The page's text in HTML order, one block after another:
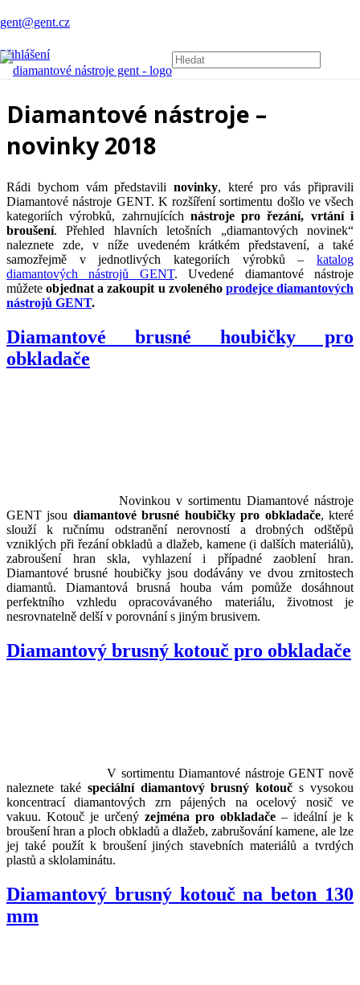
gent@gent.cz
Přihlášení
Diamantové nástroje –
novinky 2018
Rádi bychom vám představili novinky, které pro vás připravili
Diamantové nástroje GENT. K rozšíření sortimentu došlo ve všech
kategoriích výrobků, zahrnujících nástroje pro řezání, vrtání i
broušení. Přehled hlavních letošních „diamantových novinek“
naleznete zde, v níže uvedeném krátkém představení, a také
samozřejmě v jednotlivých kategoriích výrobků – katalog
diamantových nástrojů GENT. Uvedené diamantové nástroje
můžeteobjednat a zakoupit u zvoleného prodejce diamantových
nástrojů GENT.
Diamantové brusné houbičky pro
obkladače
Novinkou v sortimentu Diamantové nástroje
GENT jsou diamantové brusné houbičky pro obkladače, které
slouží k ručnímu odstranění nerovností a drobných odštěpů
vzniklých při řezání obkladů a dlažeb, kamene (i dalších materiálů),
zabroušení hran skla, vyhlazení i případné zaoblení hran.
Diamantové brusné houbičky jsou dodávány ve dvou zrnitostech
diamantů. Diamantová brusná houba vám pomůže dosáhnout
perfektního vzhledu opracovávaného materiálu, životnost je
nesrovnatelně delší v porovnání s jiným brusivem.
Diamantový brusný kotouč pro obkladače
V sortimentu Diamantové nástroje GENT nově
naleznete také speciální diamantový brusný kotouč s vysokou
koncentrací diamantových zrn pájených na ocelový nosič ve
vakuu. Kotouč je určený zejména pro obkladače – ideální je k
broušení hran a ploch obkladů a dlažeb, zabrušování kamene, ale lze
jej také použít k broušení jiných stavebních materiálů a tvrdých
plastů a sklolaminátu.
Diamantový brusný kotouč na beton 130
mm